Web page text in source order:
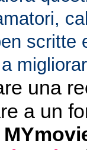
scritte
una
a un